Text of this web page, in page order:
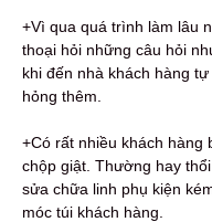
+Vì qua quá trình làm lâu
thoại hỏi những câu hỏi
khi đến nhà khách hàng
hỏng thêm.
+Có rất nhiều khách hàng
chộp giật. Thường hay
sửa chữa linh phụ kiện
móc túi khách hàng.